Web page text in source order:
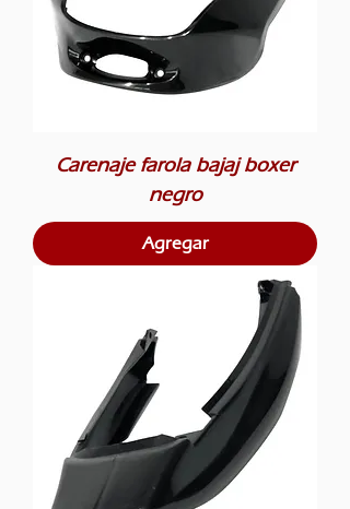
Carenaje farola bajaj boxer
negro
Agregar